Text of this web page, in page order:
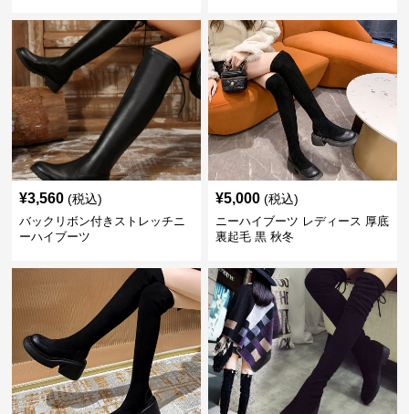
¥3,560 (税込)
バックリボン付きストレッチニ
ーハイブーツ
¥5,000 (税込)
ニーハイブーツ レディース 厚底
裏起毛 黒 秋冬